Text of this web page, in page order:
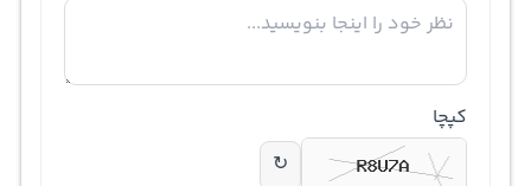
کپچا
↻